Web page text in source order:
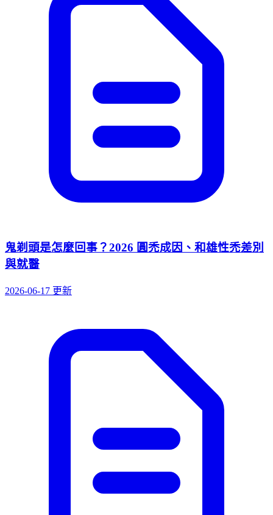
鬼剃頭是怎麼回事？2026 圓禿成因、和雄性禿差別
與就醫
2026-06-17 更新